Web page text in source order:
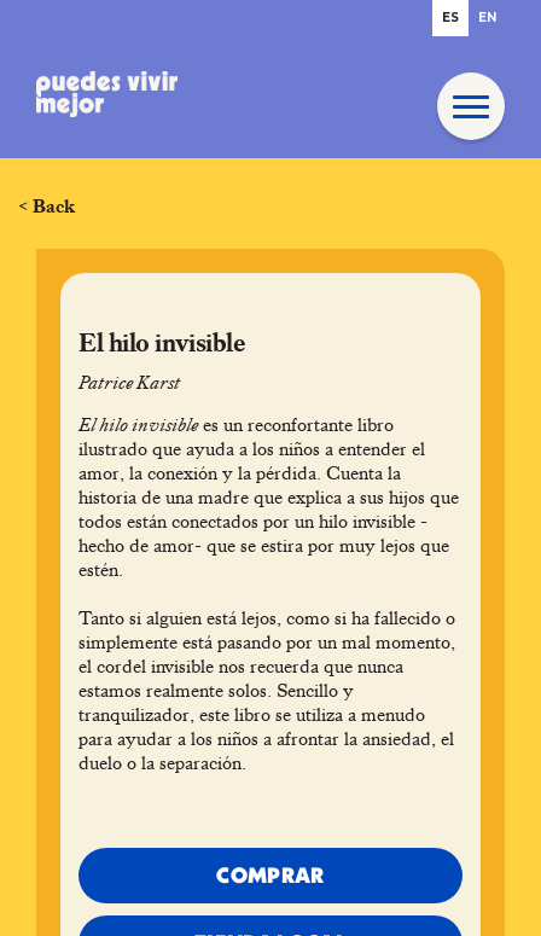
< Back
El hilo invisible
Patrice Karst
El hilo invisiblees un reconfortante libro
ilustrado que ayuda a los niños a entender el
amor, la conexión y la pérdida. Cuenta la
historia de una madre que explica a sus hijos que
todos están conectados por un hilo invisible -
hecho de amor- que se estira por muy lejos que
estén.
Tanto si alguien está lejos, como si ha fallecido o
simplemente está pasando por un mal momento,
el cordel invisible nos recuerda que nunca
estamos realmente solos. Sencillo y
tranquilizador, este libro se utiliza a menudo
para ayudar a los niños a afrontar la ansiedad, el
duelo o la separación.
COMPRAR
ES EN